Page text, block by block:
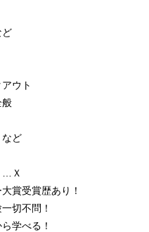
ウト
般
ど
Ｘ
賞受賞歴あり！
切不問！
学べる！